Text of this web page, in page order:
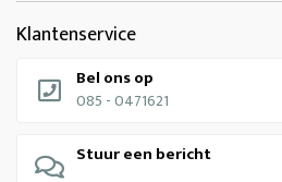
Klantenservice
Bel ons op
085 - 0471621
Stuur een bericht